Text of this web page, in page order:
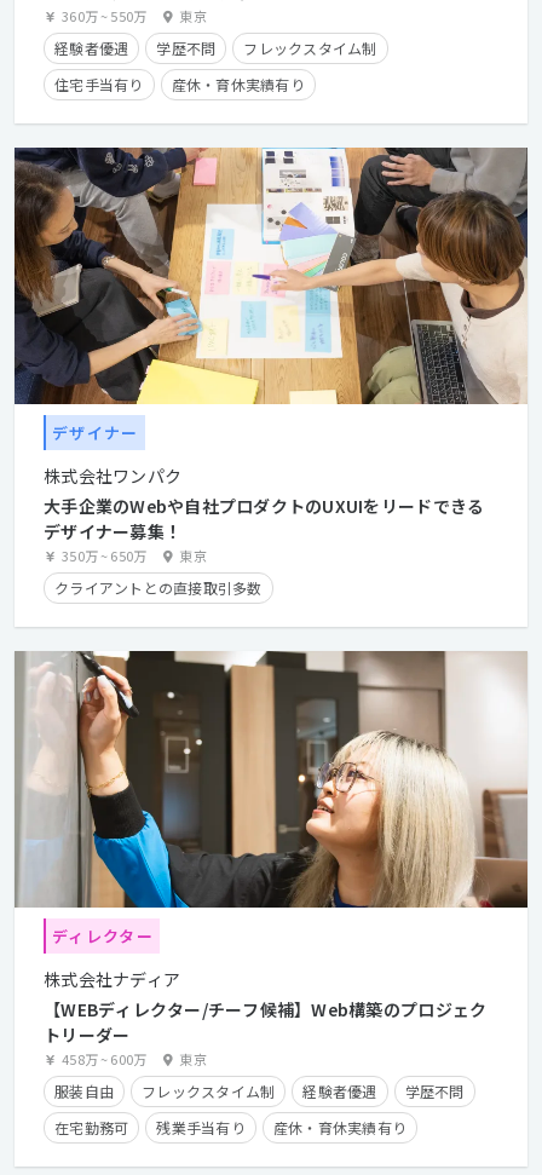
360万~550万 東京
経験者優遇 学歴不問
フレックスタイム制
住宅手当有り
産休・育休実績有り
デザイナー
株式会社ワンパク
大手企業のWebや自社プロダクトのUXUIをリードできる
デザイナー募集！
350万~650万 東京
クライアントとの直接取引多数
ディレクター
株式会社ナディア
【WEBディレクター/チーフ候補】Web構築のプロジェク
トリーダー
458万~600万 東京
服装自由 フレックスタイム制 経験者優遇
学歴不問
在宅勤務可
残業手当有り
産休・育休実績有り
クライアントとの直接取引多数